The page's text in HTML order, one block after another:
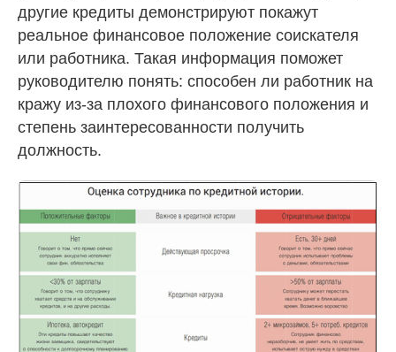
другие кредиты демонстрируют покажут
реальное финансовое положение соискателя
или работника. Такая информация поможет
руководителю понять: способен ли работник на
кражу из-за плохого финансового положения и
степень заинтересованности получить
должность.